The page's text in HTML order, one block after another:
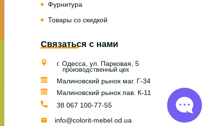
Фурнитура
Товары со скидкой
Связаться с нами
г. Одесса, ул. Парковая, 5
производственный цех
Малиновский рынок маг. Г-34
Малиновский рынок пав. К-11
38 067 100-77-55
info@colorit-mebel.od.ua